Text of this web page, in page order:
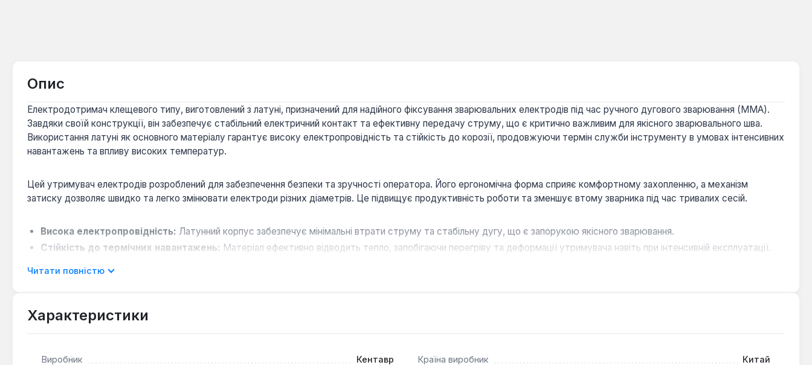
Опис
Електродотримач клещевого типу, виготовлений з латуні, призначений для надійного фіксування зварювальних електродів під час ручного дугового зварювання (MMA).
Завдяки своїй конструкції, він забезпечує стабільний електричний контакт та ефективну передачу струму, що є критично важливим для якісного зварювального шва.
Використання латуні як основного матеріалу гарантує високу електропровідність та стійкість до корозії, продовжуючи термін служби інструменту в умовах інтенсивних
навантажень та впливу високих температур.
Цей утримувач електродів розроблений для забезпечення безпеки та зручності оператора. Його ергономічна форма сприяє комфортному захопленню, а механізм
затиску дозволяє швидко та легко змінювати електроди різних діаметрів. Це підвищує продуктивність роботи та зменшує втому зварника під час тривалих сесій.
Висока електропровідність: Латунний корпус забезпечує мінімальні втрати струму та стабільну дугу, що є запорукою якісного зварювання.
Стійкість до термічних навантажень: Матеріал ефективно відводить тепло, запобігаючи перегріву та деформації утримувача навіть при інтенсивній експлуатації.
в різних умовах. Він підходить для використання з інверторними та трансформаторними зварювальними апаратами, забезпечуючи ефективність та довговічність при
виконанні монтажних, ремонтних або будівельних робіт.
Читати повністю
Характеристики
Виробник Кентавр Країна виробник Китай